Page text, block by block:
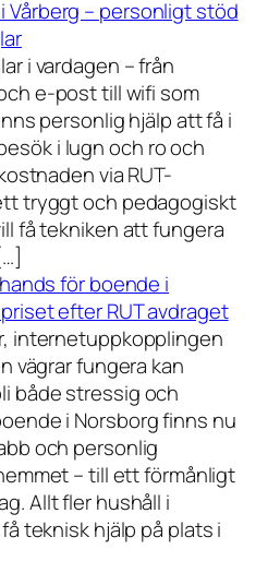
Vårberg – personligt stöd
i vardagen – från
e-post till wifi som
personlig hjälp att få i
i lugn och ro och
via RUT-
tryggt och pedagogiskt
få tekniken att fungera
för boende i
efter RUT avdraget
internetuppkopplingen
vägrar fungera kan
både stressig och
i Norsborg finns nu
och personlig
– till ett förmånligt
Allt fler hushåll i
teknisk hjälp på plats i